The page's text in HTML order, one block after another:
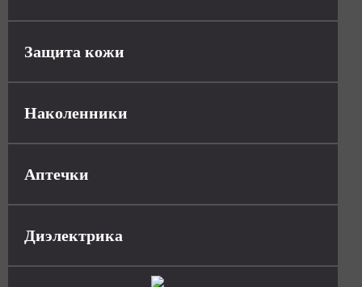
Защита кожи
Наколенники
Аптечки
Диэлектрика